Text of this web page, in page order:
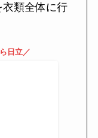
類全体に行
日立／